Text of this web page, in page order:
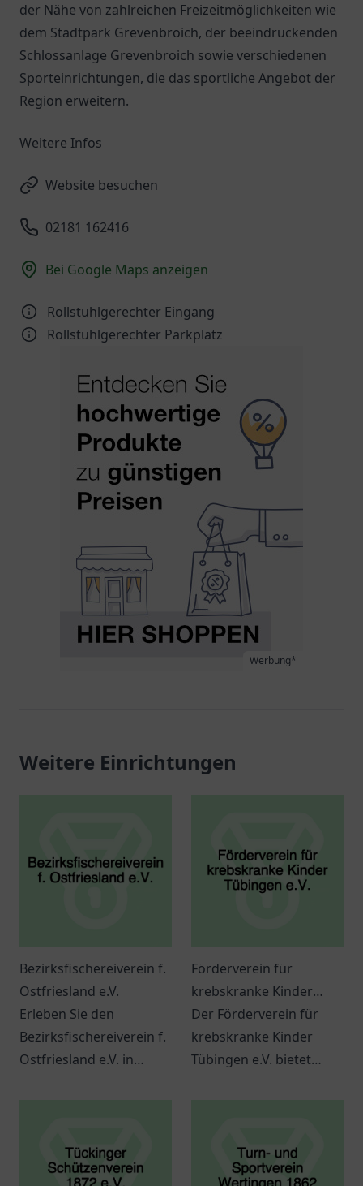
der Nähe von zahlreichen Freizeitmöglichkeiten wie
dem Stadtpark Grevenbroich, der beeindruckenden
Schlossanlage Grevenbroich sowie verschiedenen
Sporteinrichtungen, die das sportliche Angebot der
Region erweitern.
Weitere Infos
Website besuchen
02181 162416
Bei Google Maps anzeigen
Rollstuhlgerechter Eingang
Rollstuhlgerechter Parkplatz
Werbung*
Weitere Einrichtungen
Bezirksfischereiverein f.
Ostfriesland e.V.
Erleben Sie den
Bezirksfischereiverein f.
Ostfriesland e.V. in
Förderverein für
krebskranke Kinder
Tübingen e.V.
Der Förderverein für
krebskranke Kinder
Tübingen e.V. bietet